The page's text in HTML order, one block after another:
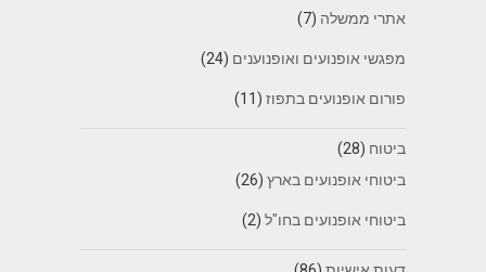
אתרי ממשלה (7)
מפגשי אופנועים ואופנוענים (24)
פורום אופנועים בתפוז(11)
ביטוח (28)
ביטוחי אופנועים בארץ(26)
ביטוחי אופנועים בחו"ל(2)